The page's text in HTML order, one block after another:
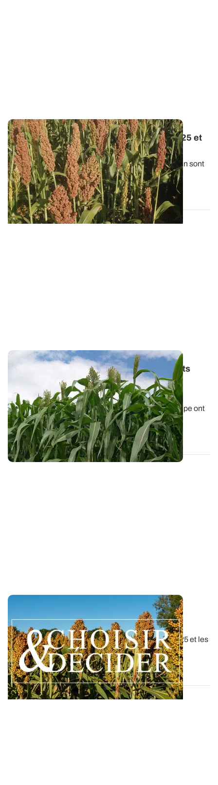
Variétés de sorgho grain : les résultats 2025 et
pluriannuels
Chaque année, les variétés récentes de sorgho grain sont
passées au crible dans un réseau...
22 JANV. 2026
Sorgho fourrager monocoupe : les résultats
2025 et pluriannuels des variétés
expérimentées en post-inscription
Les variétés récentes de sorgho fourrager monocoupe ont
été évaluées à travers le réseau d...
22 JANV. 2026
Conduite du sorgho : téléchargez nos
préconisations pour la campagne 2026
Retrouvez la compilation des résultats d’essais 2025 et les
recommandations pour cultiver...
30 MARS 2026